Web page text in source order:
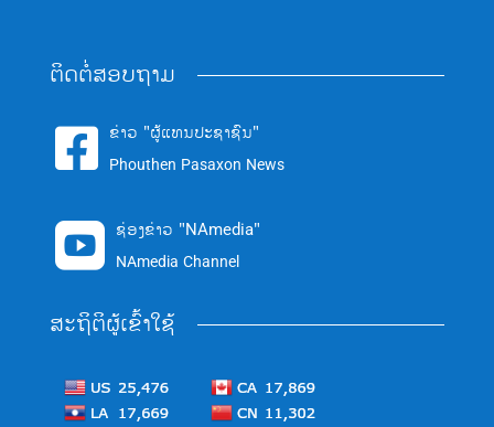
ຕິດຕໍ່ສອບຖາມ
 ຂ່າວ "ຜູ້ແທນປະຊາຊົນ"
Phouthen Pasaxon News
 ຊ່ອງຂ່າວ "NAmedia"
NAmedia Channel
ສະຖິຕິຜູ້ເຂົ້າໃຊ້